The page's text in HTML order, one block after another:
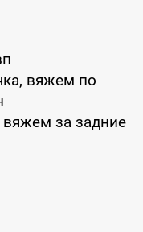
вяжем по
вяжем за задние